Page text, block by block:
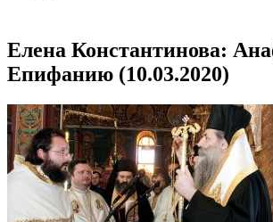
Елена Константинова:
Епифанию (10.03.2020)